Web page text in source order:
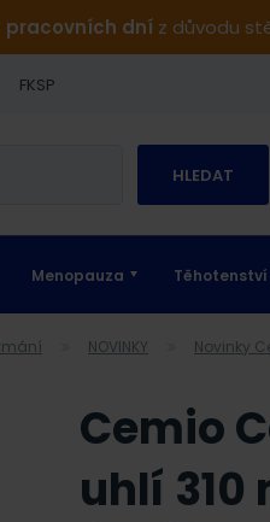
pracovních dníz důvodu
FKSP
HLEDAT
Menopauza Těhotenství
NOVINKY Novinky
Cemio
uhlí 310